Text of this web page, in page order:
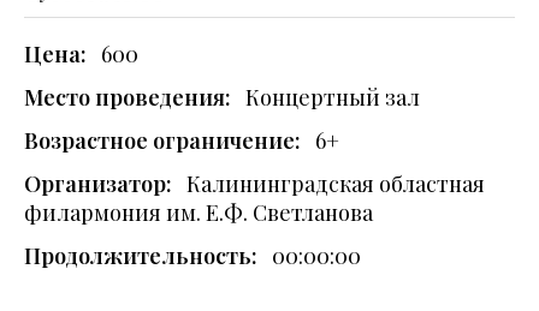
Цена: 600
Место проведения: Концертный зал
Возрастное ограничение: 6+
Организатор: Калининградская областная
филармония им. Е.Ф. Светланова
Продолжительность: 00:00:00